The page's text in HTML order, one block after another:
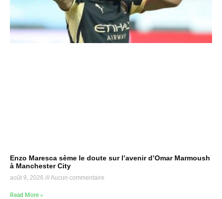
Enzo Maresca sème le doute sur l’avenir d’Omar Marmoush
à Manchester City
août 9, 2026 Aucun commentaire
Read More »